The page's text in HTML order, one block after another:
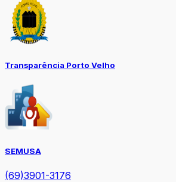
Transparência Porto Velho
SEMUSA
(69)3901-3176